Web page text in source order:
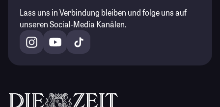
Lass uns in Verbindung bleiben und folge uns auf
unseren Social-Media Kanälen.